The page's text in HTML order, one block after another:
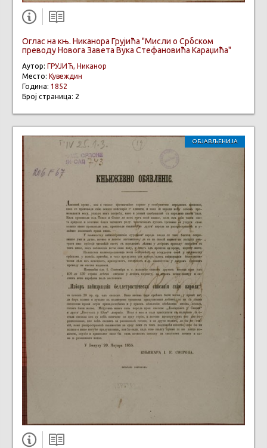
Оглас на књ. Никанора Грујића "Мисли о Србском
преводу Новога Завета Вука Стефановића Караџића"
Аутор: ГРУЈИЋ, Никанор
Место: Кувеждин
Година: 1852
Број страница: 2
ОБЈАВЉЕНИЈА